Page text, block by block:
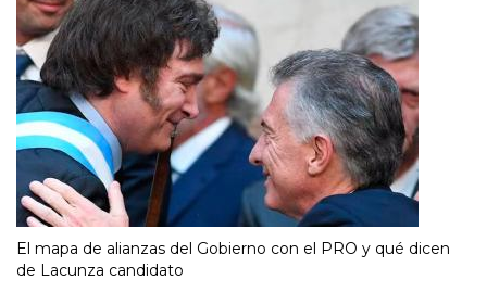
El mapa de alianzas del Gobierno con el PRO y qué dicen
de Lacunza candidato